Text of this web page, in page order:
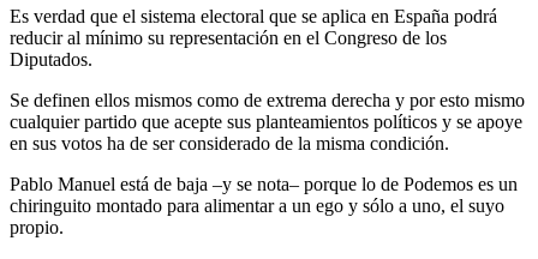
Es verdad que el sistema electoral que se aplica en España podrá
reducir al mínimo su representación en el Congreso de los
Diputados.
Se definen ellos mismos como de extrema derecha y por esto mismo
cualquier partido que acepte sus planteamientos políticos y se apoye
en sus votos ha de ser considerado de la misma condición.
Pablo Manuel está de baja –y se nota– porque lo de Podemos es un
chiringuito montado para alimentar a un ego y sólo a uno, el suyo
propio.